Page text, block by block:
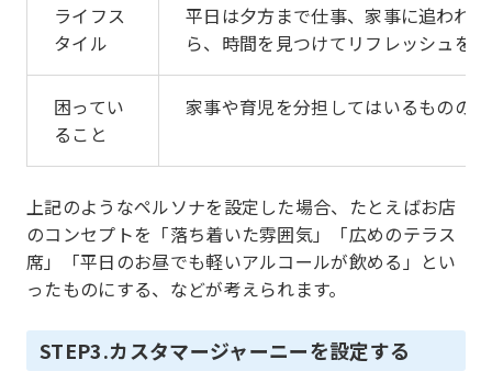
ライフス
タイル
平日は夕方まで仕事、家事に追われ
ら、時間を見つけてリフレッシュを
困ってい
ること
家事や育児を分担してはいるものの
上記のようなペルソナを設定した場合、たとえばお店
のコンセプトを「落ち着いた雰囲気」「広めのテラス
席」「平日のお昼でも軽いアルコールが飲める」とい
ったものにする、などが考えられます。
STEP3.カスタマージャーニーを設定する